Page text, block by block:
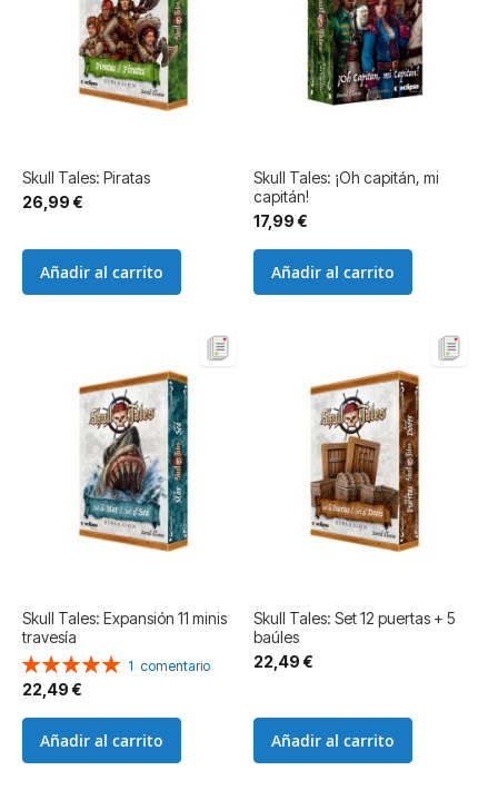
Skull Tales: Piratas
26,99 €
Añadir al carrito
Skull Tales: ¡Oh capitán, mi
capitán!
17,99 €
Añadir al carrito
Skull Tales: Expansión 11 minis
travesía
Valoración:
100%
1 comentario
22,49 €
Añadir al carrito
Skull Tales: Set 12 puertas + 5
baúles
22,49 €
Añadir al carrito